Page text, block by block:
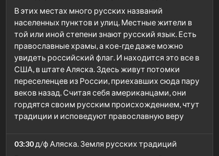
В этих местах много русских названий
населенных пунктов и улиц. Местные жители в
той или иной степени знают русский язык. Есть
православные храмы, а кое-где даже можно
увидеть российский флаг. И находится это все в
США, в штате Аляска. Здесь живут потомки
переселенцев из России, приехавших сюда пару
веков назад. Считая себя американцами, они
гордятся своим русским происхождением, чтут
традиции и исповедуют православную веру
03:30д/ф Аляска. Земля русских традиций